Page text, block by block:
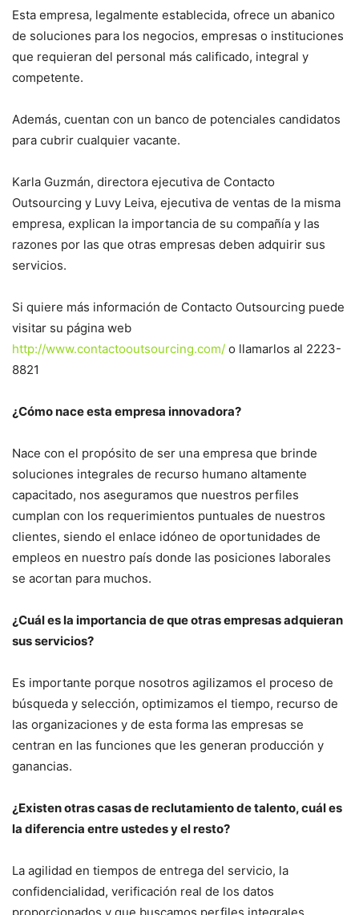
Esta empresa, legalmente establecida, ofrece un abanico
de soluciones para los negocios, empresas o instituciones
que requieran del personal más calificado, integral y
competente.
Además, cuentan con un banco de potenciales candidatos
para cubrir cualquier vacante.
Karla Guzmán, directora ejecutiva de Contacto
Outsourcing y Luvy Leiva, ejecutiva de ventas de la misma
empresa, explican la importancia de su compañía y las
razones por las que otras empresas deben adquirir sus
servicios.
Si quiere más información de Contacto Outsourcing puede
visitar su página web
http://www.contactooutsourcing.com/ o llamarlos al 2223-
8821
¿Cómo nace esta empresa innovadora?
Nace con el propósito de ser una empresa que brinde
soluciones integrales de recurso humano altamente
capacitado, nos aseguramos que nuestros perfiles
cumplan con los requerimientos puntuales de nuestros
clientes, siendo el enlace idóneo de oportunidades de
empleos en nuestro país donde las posiciones laborales
se acortan para muchos.
¿Cuál es la importancia de que otras empresas adquieran
sus servicios?
Es importante porque nosotros agilizamos el proceso de
búsqueda y selección, optimizamos el tiempo, recurso de
las organizaciones y de esta forma las empresas se
centran en las funciones que les generan producción y
ganancias.
¿Existen otras casas de reclutamiento de talento, cuál es
la diferencia entre ustedes y el resto?
La agilidad en tiempos de entrega del servicio, la
confidencialidad, verificación real de los datos